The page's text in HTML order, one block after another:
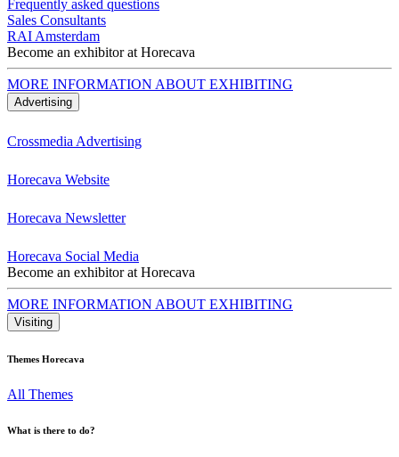
Frequently asked questions
Sales Consultants
RAI Amsterdam
Become an exhibitor at Horecava
MORE INFORMATION ABOUT EXHIBITING
Advertising
Crossmedia Advertising
Horecava Website
Horecava Newsletter
Horecava Social Media
Become an exhibitor at Horecava
MORE INFORMATION ABOUT EXHIBITING
Visiting
Themes Horecava
All Themes
What is there to do?